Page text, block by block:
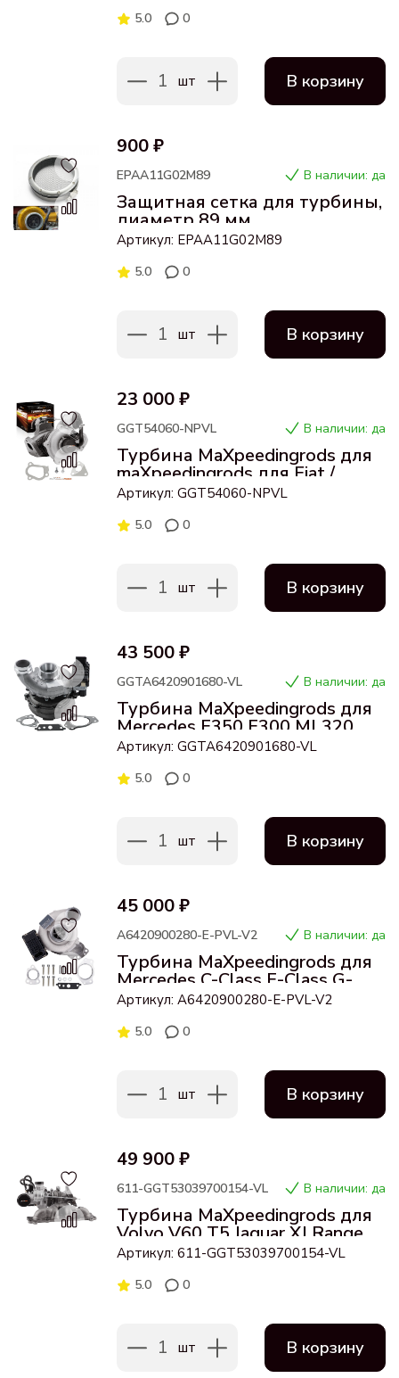
5.0 0
1 шт В корзину
900 ₽
В наличии: да
EPAA11G02M89
Защитная сетка для турбины,
диаметр 89 мм
Артикул: EPAA11G02M89
5.0 0
1 шт В корзину
23 000 ₽
В наличии: да
GGT54060-NPVL
Турбина MaXpeedingrods для
maXpeedingrods для Fiat /
Peugeot / Citroen
Артикул: GGT54060-NPVL
5.0 0
1 шт В корзину
43 500 ₽
В наличии: да
GGTA6420901680-VL
Турбина MaXpeedingrods для
Mercedes E350 E300 ML320
3.0L GTB2056VK Turbo 764809
Артикул: GGTA6420901680-VL
5.0 0
1 шт В корзину
45 000 ₽
В наличии: да
A6420900280-E-PVL-V2
Турбина MaXpeedingrods для
Mercedes C-Class E-Class G-
Class 3.0L A6420900280
Артикул: A6420900280-E-PVL-V2
5.0 0
1 шт В корзину
49 900 ₽
В наличии: да
611-GGT53039700154-VL
Турбина MaXpeedingrods для
Volvo V60 T5 Jaguar XJ Range
Rover Evoque
Артикул: 611-GGT53039700154-VL
5.0 0
1 шт В корзину